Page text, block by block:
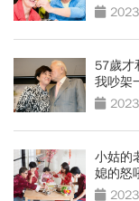
57歲才
我吵架
小姑的
媳的怒